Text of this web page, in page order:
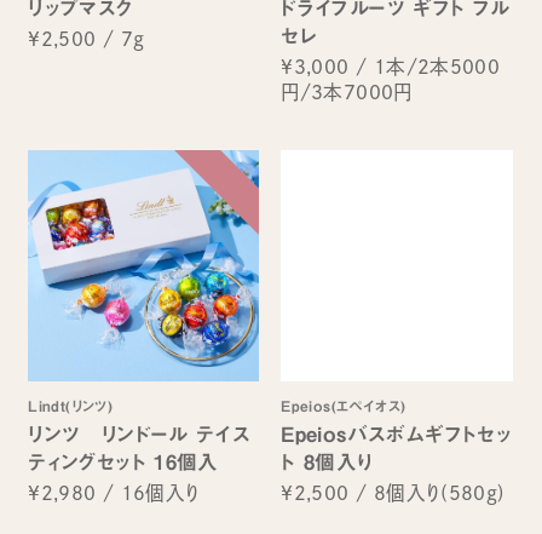
リップマスク
¥2,500 / 7g
ドライフルーツ ギフト フル
セレ
¥3,000 / 1本/2本5000
円/3本7000円
Lindt(リンツ)
リンツ リンドール テイス
ティングセット 16個入
¥2,980 / 16個入り
Epeios(エペイオス)
Epeiosバスボムギフトセッ
ト 8個入り
¥2,500 / 8個入り(580g)